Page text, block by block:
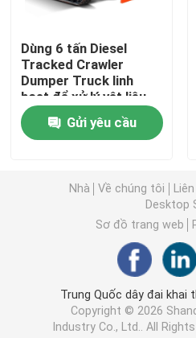
Thang kéo bánh xe
Tàu sân bay nhân sự ngầm
Nâng kéo bò
Xe nâng Boom có ​​khớp nối
Kính thiên văn bùng nổ nâng
Dùng 6 tấn Diesel
Tracked Crawler
Dumper Truck linh
hoạt để xử lý vật liệu
mượt mà
Gửi yêu cầu
Nhà Về chúng tôi
Desktop
Sơ đồ trang web
Trung Quốc dây đai khai
Copyright © 2026
Industry Co., Ltd.. All